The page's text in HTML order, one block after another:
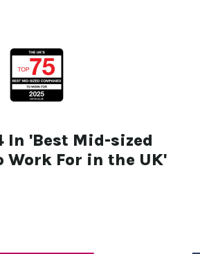
In 'Best Mid-sized
Work For in the UK'